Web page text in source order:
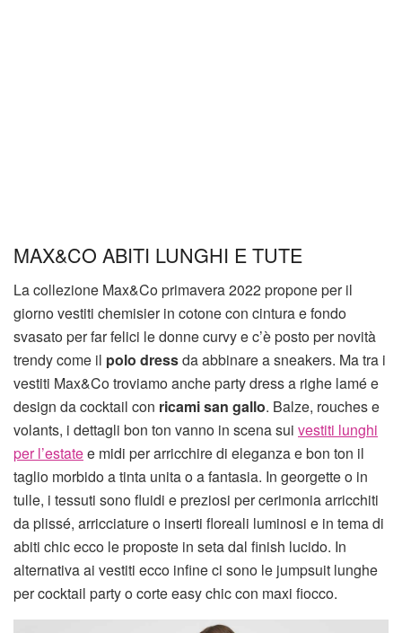
MAX&CO ABITI LUNGHI E TUTE
La collezione Max&Co primavera 2022 propone per il
giorno vestiti chemisier in cotone con cintura e fondo
svasato per far felici le donne curvy e c’è posto per novità
trendy come il polo dressda abbinare a sneakers. Ma tra i
vestiti Max&Co troviamo anche party dress a righe lamé e
design da cocktail con ricami san gallo. Balze, rouches e
volants, i dettagli bon ton vanno in scena sui vestiti lunghi
per l’estatee midi per arricchire di eleganza e bon ton il
taglio morbido a tinta unita o a fantasia. In georgette o in
tulle, i tessuti sono fluidi e preziosi per cerimonia arricchiti
da plissé, arricciature o inserti floreali luminosi e in tema di
abiti chic ecco le proposte in seta dal finish lucido. In
alternativa ai vestiti ecco infine ci sono le jumpsuit lunghe
per cocktail party o corte easy chic con maxi fiocco.